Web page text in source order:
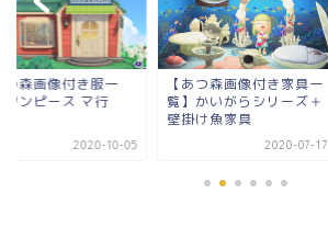
つ森画像付き服一
ワンピース マ行
2020-10-05
【あつ森画像付き家具一
覧】かいがらシリーズ＋
壁掛け魚家具
2020-07-17